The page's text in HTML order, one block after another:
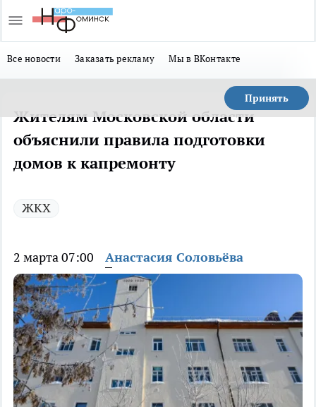
Все новости Заказать рекламу Мы в ВКонтакте
Принять
Жителям Московской области
объяснили правила подготовки
домов к капремонту
ЖКХ
2 марта 07:00 Анастасия Соловьёва